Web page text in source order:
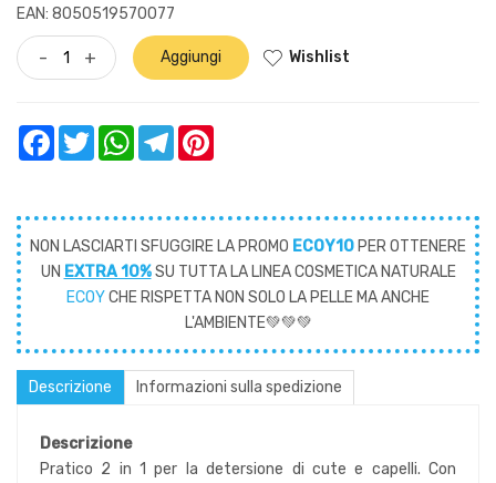
EAN: 8050519570077
- + Aggiungi Wishlist
FacebookTwitterWhatsAppTelegram
NON LASCIARTI SFUGGIRE LA PROMO ECOY10 PER OTTENERE
UN EXTRA 10%SU TUTTA LA LINEA COSMETICA NATURALE
ECOYCHE RISPETTA NON SOLO LA PELLE MA ANCHE
L'AMBIENTE💚💚💚
Descrizione Informazioni sulla spedizione
Descrizione
Pratico 2 in 1 per la detersione di cute e capelli. Con